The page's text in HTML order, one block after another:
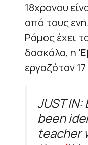
18χρονου
από τους
Ράμος έχει
δασκάλα, η
εργαζόταν
JUST
been
teacher